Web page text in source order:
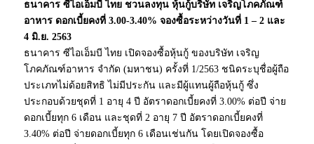
ธนาคาร ซีไอเอ็มบี ไทย ชวนลงทุน หุ้นกู้บริษัท เจริญโภคภัณฑ์
อาหาร ดอกเบี้ยคงที่ 3.00-3.40% จองซื้อระหว่างวันที่ 1 – 2 และ
4 มิ.ย. 2563
ธนาคาร ซีไอเอ็มบี ไทย เปิดจองซื้อหุ้นกู้ ของบริษัท เจริญ
โภคภัณฑ์อาหาร จำกัด (มหาชน) ครั้งที่ 1/2563 ชนิดระบุชื่อผู้ถือ
ประเภทไม่ด้อยสิทธิ ไม่มีประกัน และมีผู้แทนผู้ถือหุ้นกู้ ซึ่ง
ประกอบด้วยชุดที่ 1 อายุ 4 ปี อัตราดอกเบี้ยคงที่ 3.00% ต่อปี จ่าย
ดอกเบี้ยทุก 6 เดือน และชุดที่ 2 อายุ 7 ปี อัตราดอกเบี้ยคงที่
3.40% ต่อปี จ่ายดอกเบี้ยทุก 6 เดือนเช่นกัน โดยเปิดจองซื้อ